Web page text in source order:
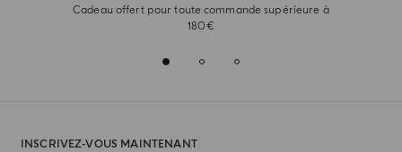
Cadeau offert pour toute commande supérieure à
180€
INSCRIVEZ-VOUS MAINTENANT